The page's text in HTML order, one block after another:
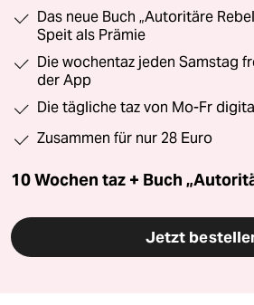
Das neue Buch „Autoritäre
Speit als Prämie
Die wochentaz jeden Samstag
der App
Die tägliche taz von Mo-Fr
Zusammen für nur 28 Euro
10 Wochen taz + Buch
Jetzt